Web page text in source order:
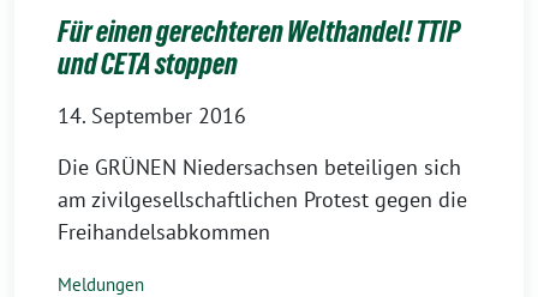
Für einen gerechteren Welthandel! TTIP
und CETA stoppen
14. September 2016
Die GRÜNEN Niedersachsen beteiligen sich
am zivilgesellschaftlichen Protest gegen die
Freihandelsabkommen
Meldungen